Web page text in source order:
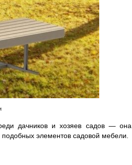
дачников и хозяев садов — она
элементов садовой мебели.